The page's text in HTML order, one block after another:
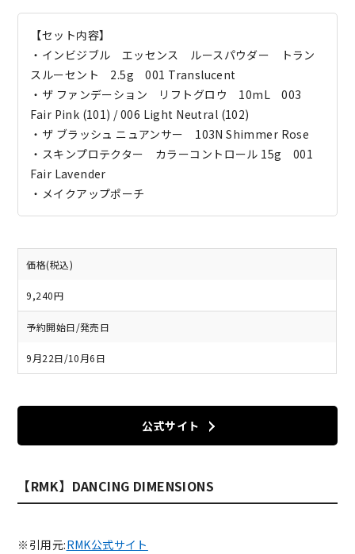
【セット内容】
・インビジブル エッセンス ルースパウダー トラン
スルーセント 2.5g 001 Translucent
・ザ ファンデーション リフトグロウ 10mL 003
Fair Pink (101) / 006 Light Neutral (102)
・ザ ブラッシュ ニュアンサー 103N Shimmer Rose
・スキンプロテクター カラーコントロール 15g 001
Fair Lavender
・メイクアップポーチ
価格(税込)
9,240円
予約開始日/発売日
9月22日/10月6日
公式サイト
【RMK】DANCING DIMENSIONS
※引用元:RMK公式サイト